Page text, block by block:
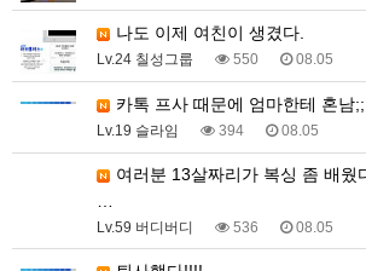
나도 이제 여친이 생겼다.
Lv.24 칠성그룹 550 08.05
카톡 프사 때문에 엄마한테 혼남;;
Lv.19 슬라임 394 08.05
…
Lv.59 버디버디 536 08.05